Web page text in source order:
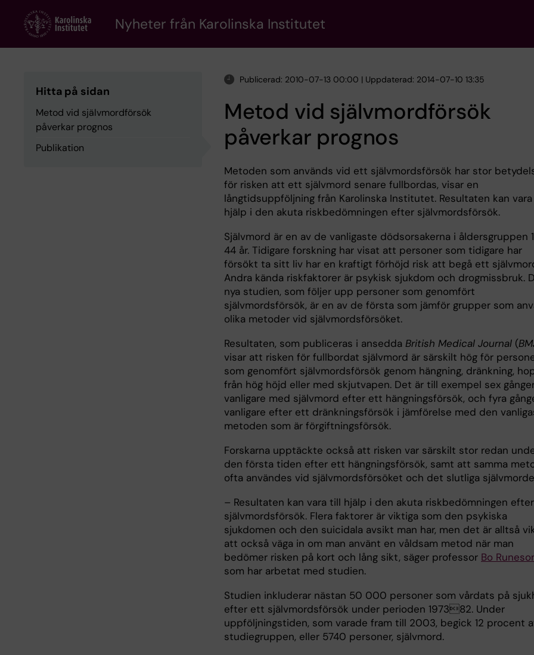
content
Nyheter från Karolinska Institutet
Hitta på sidan
Metod vid självmordförsök
påverkar prognos
Publikation
Publicerad: 2010-07-13 00:00 | Uppdaterad: 2014-07-10 13:35
Metod vid självmordförsök
påverkar prognos
Metoden som används vid ett självmordsförsök har stor
för risken att ett självmord senare fullbordas, visar en
långtidsuppföljning från Karolinska Institutet. Resultaten kan
hjälp i den akuta riskbedömningen efter självmordsförsök.
Självmord är en av de vanligaste dödsorsakerna i åldersgruppen
44 år. Tidigare forskning har visat att personer som tidigare har
försökt ta sitt liv har en kraftigt förhöjd risk att begå ett
Andra kända riskfaktorer är psykisk sjukdom och drogmissbruk.
nya studien, som följer upp personer som genomfört
självmordsförsök, är en av de första som jämför grupper som
olika metoder vid självmordsförsöket.
Resultaten, som publiceras i ansedda British Medical Journal (
visar att risken för fullbordat självmord är särskilt hög för
som genomfört självmordsförsök genom hängning, dränkning,
från hög höjd eller med skjutvapen. Det är till exempel sex
vanligare med självmord efter ett hängningsförsök, och fyra
vanligare efter ett dränkningsförsök i jämförelse med den
metoden som är förgiftningsförsök.
Forskarna upptäckte också att risken var särskilt stor redan
den första tiden efter ett hängningsförsök, samt att samma
ofta användes vid självmordsförsöket och det slutliga
– Resultaten kan vara till hjälp i den akuta riskbedömningen efter
självmordsförsök. Flera faktorer är viktiga som den psykiska
sjukdomen och den suicidala avsikt man har, men det är alltså
att också väga in om man använt en våldsam metod när man
bedömer risken på kort och lång sikt, säger professor Bo
som har arbetat med studien.
Studien inkluderar nästan 50 000 personer som vårdats på
efter ett självmordsförsök under perioden 197382. Under
uppföljningstiden, som varade fram till 2003, begick 12 procent
studiegruppen, eller 5740 personer, självmord.